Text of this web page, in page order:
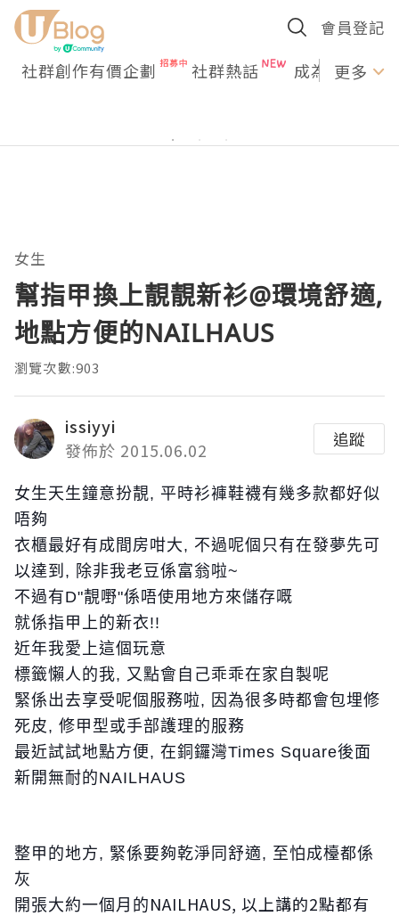
會員登記
社群創作有價企劃 社群熱話 成為U更多
女生
幫指甲換上靚靚新衫@環境舒適,
地點方便的NAILHAUS
瀏覽次數:903
issiyyi
發佈於 2015.06.02
追蹤
女生天生鐘意扮靚, 平時衫褲鞋襪有幾多款都好似
唔夠
衣櫃最好有成間房咁大, 不過呢個只有在發夢先可
以達到, 除非我老豆係富翁啦~
不過有D"靚嘢"係唔使用地方來儲存嘅
就係指甲上的新衣!!
近年我愛上這個玩意
標籤懶人的我, 又點會自己乖乖在家自製呢
緊係出去享受呢個服務啦, 因為很多時都會包埋修
死皮, 修甲型或手部護理的服務
最近試試地點方便, 在銅鑼灣Times Square後面
新開無耐的NAILHAUS
整甲的地方, 緊係要夠乾淨同舒適, 至怕成檯都係
灰
開張大約一個月的 NAILHAUS, 以上講的2點都有